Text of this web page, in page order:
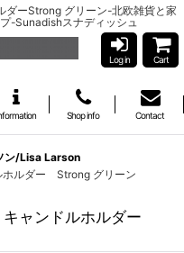
ダーStrong グリーン-北欧雑貨と家
-Sunadishスナディッシュ
Log in Cart
Shop info Contact
ン/Lisa Larson
ホルダー Strong グリーン
ャンドルホルダー